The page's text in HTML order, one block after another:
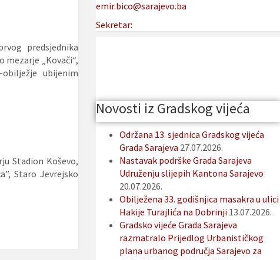
predsjednika
mezarje „Kovači“,
ubijenim
Stadion Koševo,
Staro Jevrejsko
emir.bico@sarajevo.ba
Sekretar:
Novosti iz Gradskog vijeća
Održana 13. sjednica Gradskog vijeća
Grada Sarajeva 27.07.2026.
Nastavak podrške Grada Sarajeva
Udruženju slijepih Kantona Sarajevo
20.07.2026.
Obilježena 33. godišnjica masakra u ulici
Hakije Turajlića na Dobrinji 13.07.2026.
Gradsko vijeće Grada Sarajeva
razmatralo Prijedlog Urbanističkog
plana urbanog područja Sarajevo za